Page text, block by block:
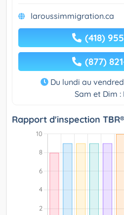
laroussimmigration.ca
(418)
(877)
Du lundi au
Sam et Dim :
Rapport d'inspection